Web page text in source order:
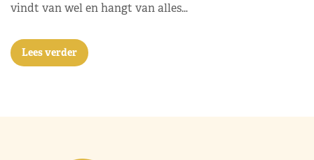
vindt van wel en hangt van alles…
Lees verder